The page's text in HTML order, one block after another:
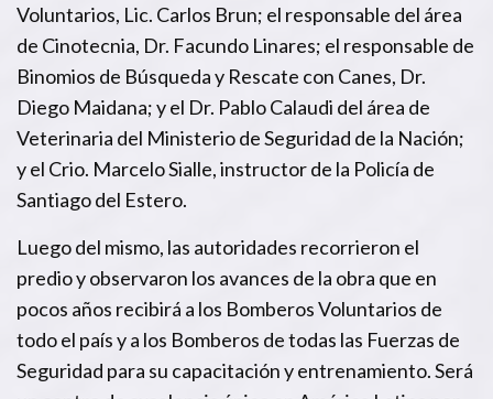
Voluntarios, Lic. Carlos Brun; el responsable del área
de Cinotecnia, Dr. Facundo Linares; el responsable de
Binomios de Búsqueda y Rescate con Canes, Dr.
Diego Maidana; y el Dr. Pablo Calaudi del área de
Veterinaria del Ministerio de Seguridad de la Nación;
y el Crio. Marcelo Sialle, instructor de la Policía de
Santiago del Estero.
Luego del mismo, las autoridades recorrieron el
predio y observaron los avances de la obra que en
pocos años recibirá a los Bomberos Voluntarios de
todo el país y a los Bomberos de todas las Fuerzas de
Seguridad para su capacitación y entrenamiento. Será